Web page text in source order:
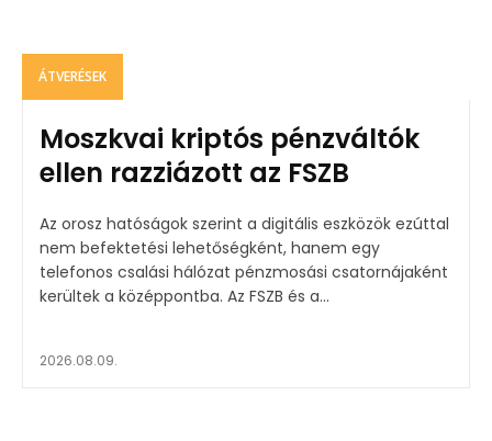
ÁTVERÉSEK
Moszkvai kriptós pénzváltók
ellen razziázott az FSZB
Az orosz hatóságok szerint a digitális eszközök ezúttal
nem befektetési lehetőségként, hanem egy
telefonos csalási hálózat pénzmosási csatornájaként
kerültek a középpontba. Az FSZB és a...
2026.08.09.